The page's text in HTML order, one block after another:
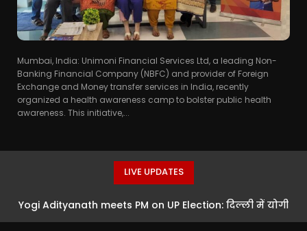
Mumbai, India: Unimoni Financial Services Ltd, a leading Non-
Banking Financial Company (NBFC) and provider of Foreign
Exchange and Money transfer services in India, recently
organized a health awareness camp to bolster public health
awareness. This initiative,...
LIVE UPDATES
Yogi Adityanath meets PM on UP Election: दिल्ली में योगी